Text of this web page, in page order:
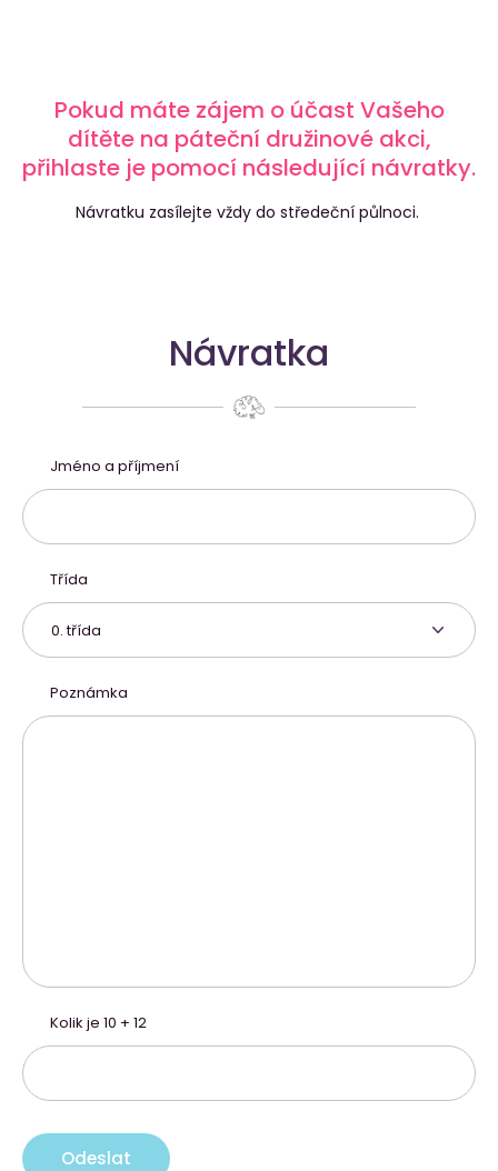
Pokud máte zájem o účast Vašeho
dítěte na páteční družinové akci,
přihlaste je pomocí následující návratky.
Návratku zasílejte vždy do středeční půlnoci.
Návratka
Jméno a příjmení
Třída
Poznámka
Kolik je 10 + 12
Odeslat